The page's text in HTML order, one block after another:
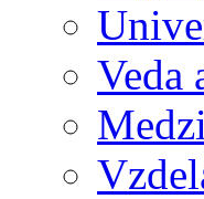
Veda